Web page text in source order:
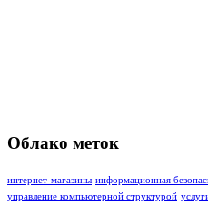
Облако меток
интернет-магазины информационная
управление компьютерной структурой